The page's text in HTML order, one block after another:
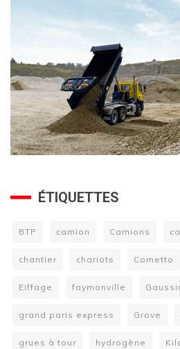
ÉTIQUETTES
BTP camion Camions
chantier chariots Cometto
Eiffage faymonville
grand paris express Grove
grues à tour hydrogène